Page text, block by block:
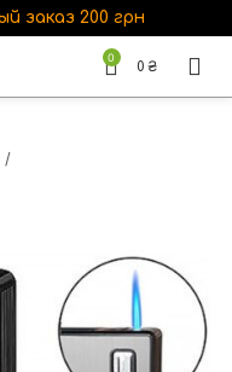
заказ 200 грн
0
0 ₴